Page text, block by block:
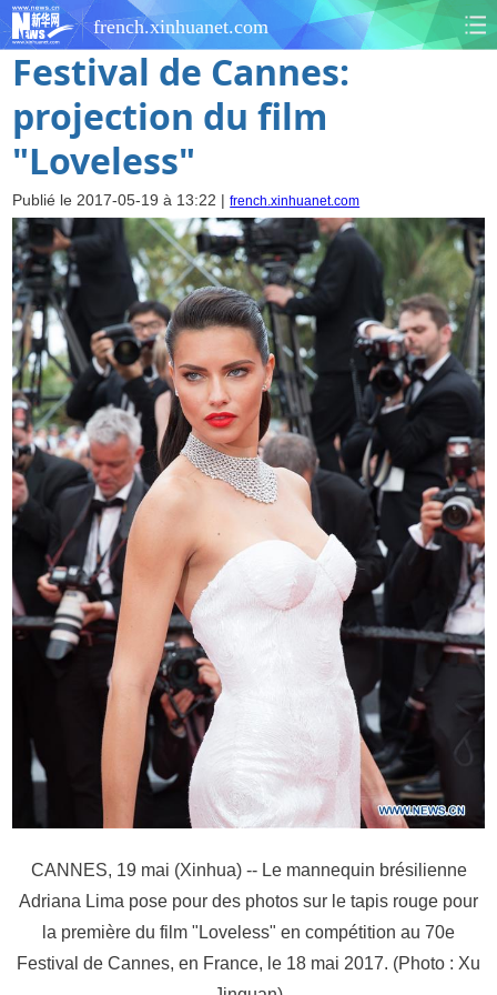
french.xinhuanet.com
Festival de Cannes:
projection du film
"Loveless"
Publié le 2017-05-19 à 13:22 |french.xinhuanet.com
CANNES, 19 mai (Xinhua) -- Le mannequin brésilienne
Adriana Lima pose pour des photos sur le tapis rouge pour
la première du film "Loveless" en compétition au 70e
Festival de Cannes, en France, le 18 mai 2017. (Photo : Xu